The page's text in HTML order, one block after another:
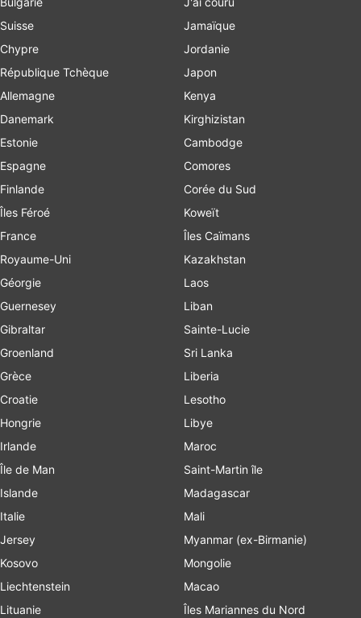
Suisse
Chypre
République Tchèque
Allemagne
Danemark
Estonie
Espagne
Finlande
Îles Féroé
France
Royaume-Uni
Géorgie
Guernesey
Gibraltar
Groenland
Grèce
Croatie
Hongrie
Irlande
Île de Man
Islande
Italie
Jersey
Kosovo
Liechtenstein
Lituanie
Jamaïque
Jordanie
Japon
Kenya
Kirghizistan
Cambodge
Comores
Corée du Sud
Koweït
Îles Caïmans
Kazakhstan
Laos
Liban
Sainte-Lucie
Sri Lanka
Liberia
Lesotho
Libye
Maroc
Saint-Martin île
Madagascar
Mali
Myanmar (ex-Birmanie)
Mongolie
Macao
Îles Mariannes du Nord